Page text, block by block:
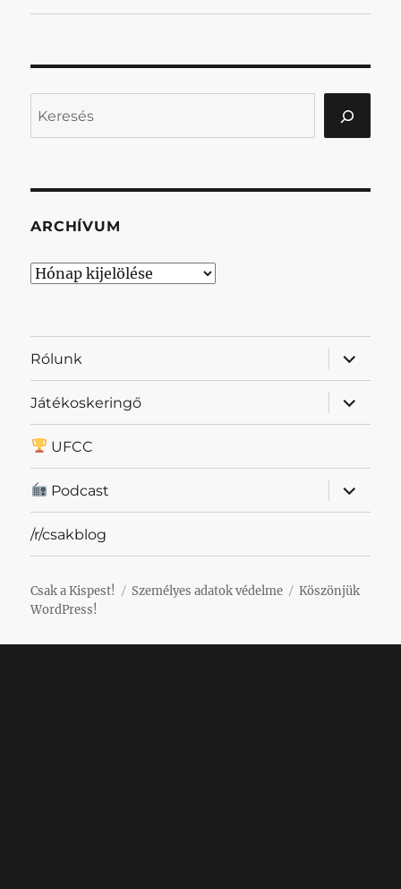
ARCHÍVUM
Archívum
Rólunk
almenü
Játékoskeringő
almenü
UFCC
Podcast
almenü
/r/csakblog
Csak a Kispest! Személyes adatok védelme
Köszönjük
WordPress!